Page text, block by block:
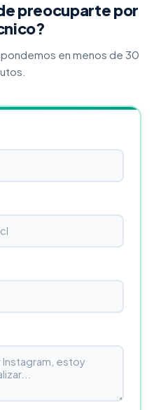
preocuparte por
en menos de 30